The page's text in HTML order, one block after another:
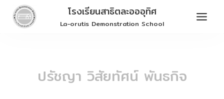
Skip
โรงเรียนสาธิตละอออุทิศ
La-orutis Demonstration School
ปรัชญา วิสัยทัศน์ พันธกิจ